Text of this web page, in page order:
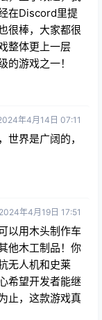
很棒，大家都很
整体更上一层
的游戏之一！
世界是广阔的，
以用木头制作车
他木工制品！你
人机和史莱
望开发者能继
止，这款游戏真